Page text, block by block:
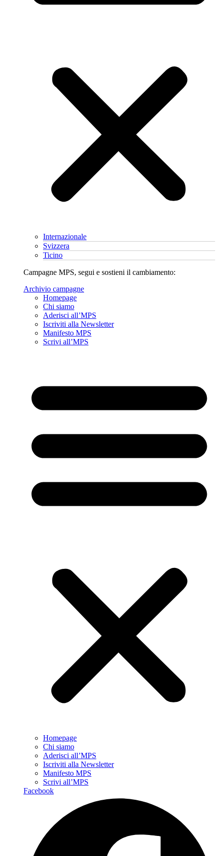
Internazionale
Svizzera
Ticino
Campagne MPS, segui e sostieni il cambiamento:
Archivio campagne
Homepage
Chi siamo
Aderisci all’MPS
Iscriviti alla Newsletter
Manifesto MPS
Scrivi all’MPS
Homepage
Chi siamo
Aderisci all’MPS
Iscriviti alla Newsletter
Manifesto MPS
Scrivi all’MPS
Facebook